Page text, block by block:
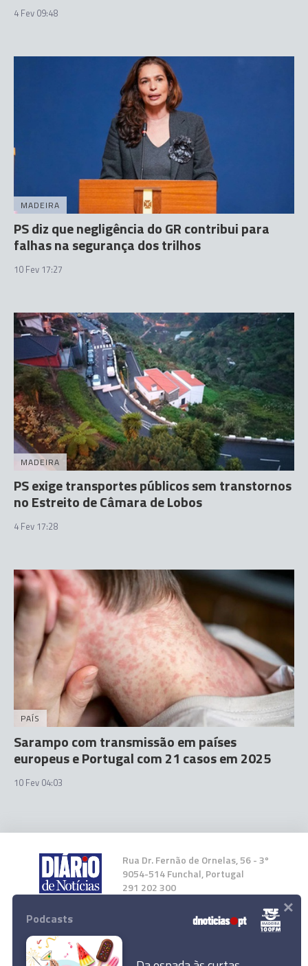
4 Fev 09:48
MADEIRA
PS diz que negligência do GR contribui para
falhas na segurança dos trilhos
10 Fev 17:27
MADEIRA
PS exige transportes públicos sem transtornos
no Estreito de Câmara de Lobos
4 Fev 17:28
PAÍS
Sarampo com transmissão em países
europeus e Portugal com 21 casos em 2025
10 Fev 04:03
Rua Dr. Fernão de Ornelas, 56 - 3º
9054-514 Funchal, Portugal
291 202 300
Instale a nossa App
Podcasts ×